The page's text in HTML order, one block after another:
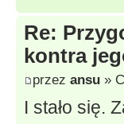
Re:
kontra
przez ansu »
I stało się.